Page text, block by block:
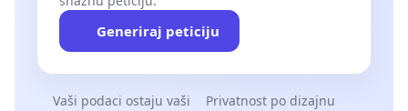
Generiraj peticiju
Vaši podaci ostaju vaši Privatnost po dizajnu